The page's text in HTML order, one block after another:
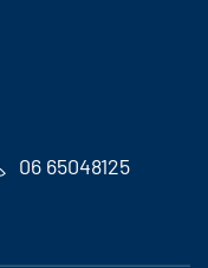
06 65048125